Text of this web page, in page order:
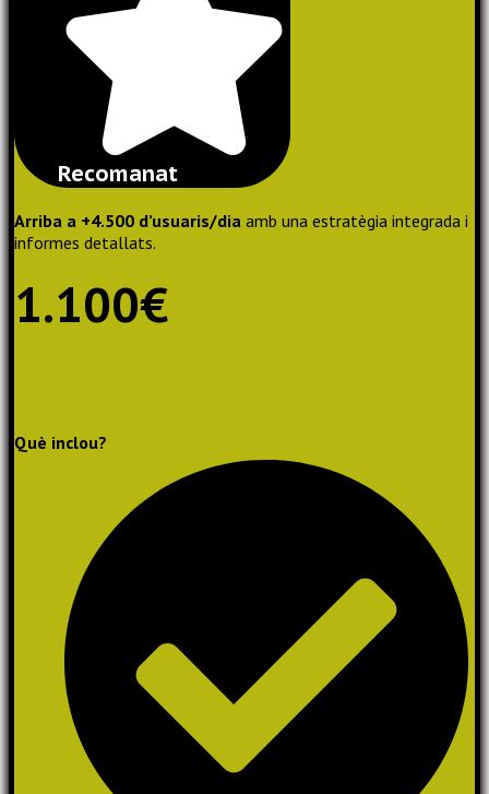
Recomanat
Arriba a +4.500 d’usuaris/dia amb una estratègia integrada i
informes detallats.
1.100€
Què inclou?